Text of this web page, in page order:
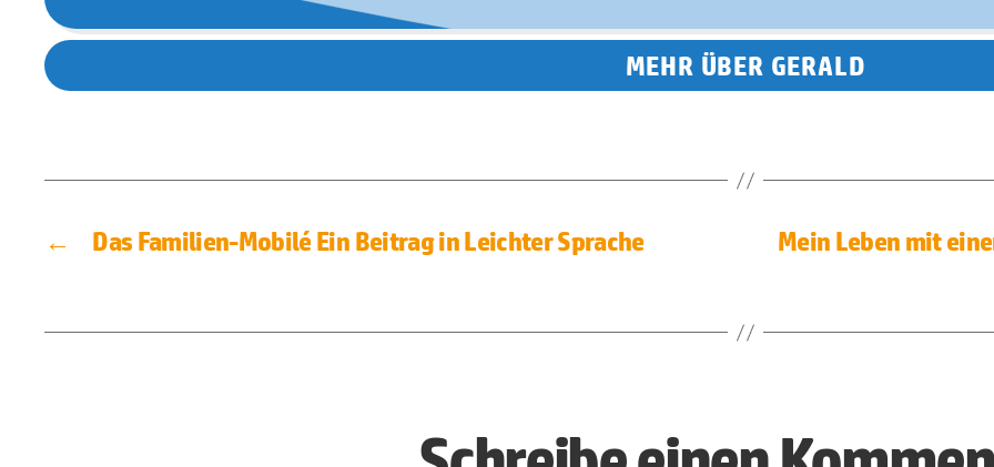
MEHR ÜBER GERALD
← Das Familien-Mobilé Ein Beitrag in Leichter Sprache Mein Leben mit